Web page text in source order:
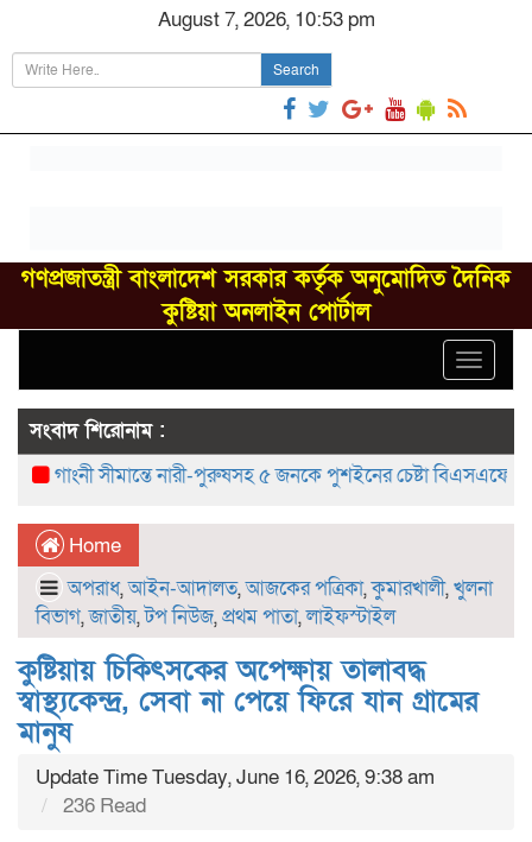
August 7, 2026, 10:53 pm
Search
গণপ্রজাতন্ত্রী বাংলাদেশ সরকার কর্তৃক অনুমোদিত দৈনিক
কুষ্টিয়া অনলাইন পোর্টাল
Toggle
সংবাদ শিরোনাম :
গাংনী সীমান্তে নারী-পুরুষসহ ৫ জনকে পুশইনের চেষ্টা বিএসএফের,
Home
অপরাধ,আইন-আদালত,আজকের পত্রিকা,কুমারখালী,খুলনা
বিভাগ,জাতীয়,টপ নিউজ,প্রথম পাতা,লাইফস্টাইল
কুষ্টিয়ায় চিকিৎসকের অপেক্ষায় তালাবদ্ধ
স্বাস্থ্যকেন্দ্র, সেবা না পেয়ে ফিরে যান গ্রামের
মানুষ
Update Time Tuesday, June 16, 2026, 9:38 am
236 Read